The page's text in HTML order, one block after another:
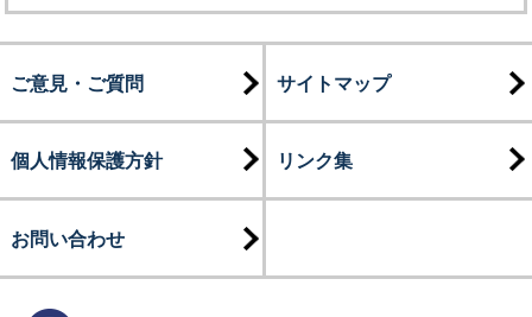
ご意見・ご質問 サイトマップ
個人情報保護方針 リンク集
お問い合わせ